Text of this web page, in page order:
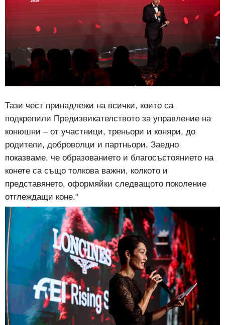
Тази чест принадлежи на всички, които са
подкрепили Предизвикателството за управление на
конюшни – от участници, треньори и коняри, до
родители, доброволци и партньори. Заедно
показваме, че образованието и благосъстоянието на
конете са също толкова важни, колкото и
представянето, оформяйки следващото поколение
отглеждащи коне.“